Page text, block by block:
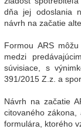
dňa jej odoslania
návrh na začatie
Formou ARS
medzi
súvisiace, s
391/2015 Z.z. a
Návrh na začatie
citovaného
formulára, ktorého